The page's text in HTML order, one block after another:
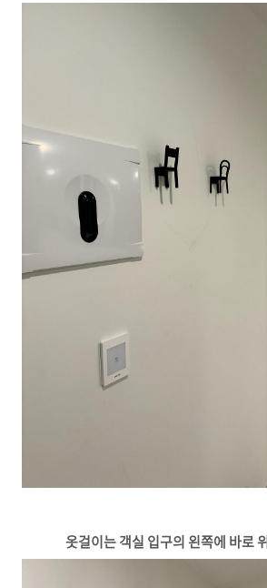
옷걸이는 객실 입구의 왼쪽에 바로